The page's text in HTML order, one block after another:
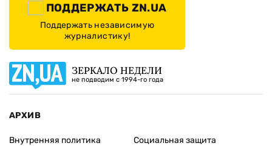
ПОДДЕРЖАТЬ ZN.UA
Поддержать независимую
журналистику!
ЗЕРКАЛО НЕДЕЛИ
не подводим с 1994-го года
АРХИВ
Внутренняя политика
Социальная защита